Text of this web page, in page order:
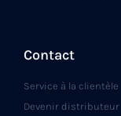
Contact
Service à la clientèle
Devenir distributeur